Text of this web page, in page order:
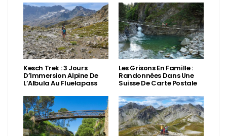
Kesch Trek : 3 Jours
D’Immersion Alpine De
L’Albula Au Fluelapass
Les Grisons En Famille :
Randonnées Dans Une
Suisse De Carte Postale